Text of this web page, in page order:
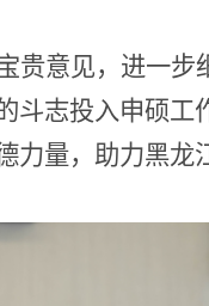
意见，进一步
斗志投入申硕工
力量，助力黑龙